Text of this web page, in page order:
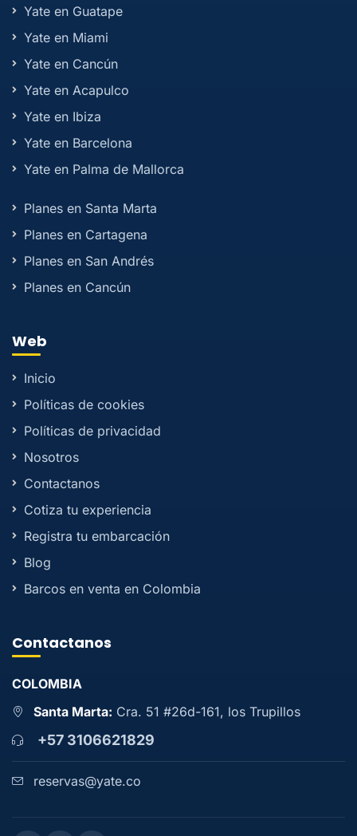
Yate en Guatape
Yate en Miami
Yate en Cancún
Yate en Acapulco
Yate en Ibiza
Yate en Barcelona
Yate en Palma de Mallorca
Planes en Santa Marta
Planes en Cartagena
Planes en San Andrés
Planes en Cancún
Web
Inicio
Políticas de cookies
Políticas de privacidad
Nosotros
Contactanos
Cotiza tu experiencia
Registra tu embarcación
Blog
Barcos en venta en Colombia
Contactanos
COLOMBIA
Santa Marta: Cra. 51 #26d-161, los Trupillos
+57 3106621829
reservas@yate.co